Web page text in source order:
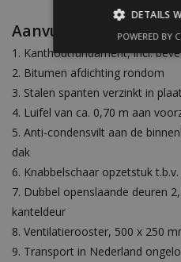
Aanvullende opties:
Kanthoutfundament, incl.
Bitumen afdichting rondom
Stalen spanten verzinkt in
Luifel van ca. 0,70 m aan
Anti-condensvilt aan de
dak
Knabbelschaar opzetstuk
Dubbel openslaande deuren
kanteldeur
Ventilatierooster, 500 x 250
Transport in Nederland
DETAILS
POWERED BY